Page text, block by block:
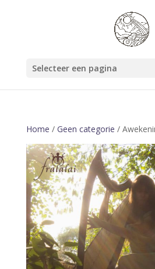
Selecteer een pagina
Home / Geen categorie /